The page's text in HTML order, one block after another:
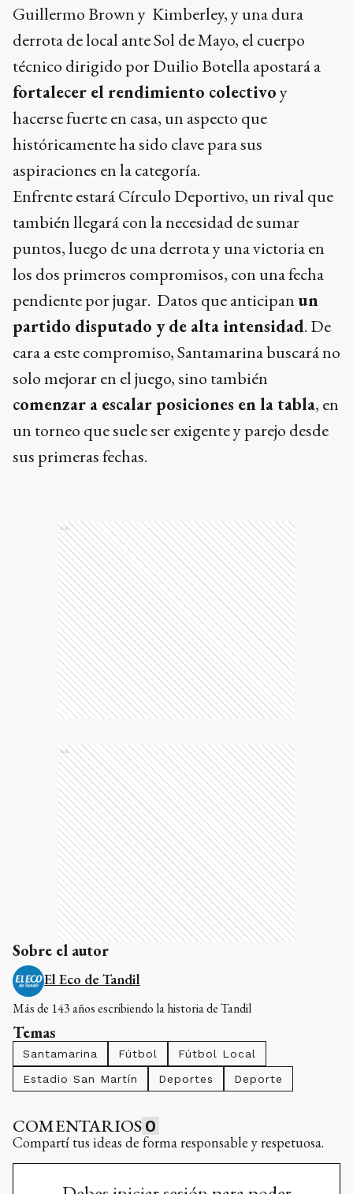
Guillermo Brown y Kimberley, y una dura
derrota de local ante Sol de Mayo, el cuerpo
técnico dirigido por Duilio Botella apostará a
fortalecer el rendimiento colectivoy
hacerse fuerte en casa, un aspecto que
históricamente ha sido clave para sus
aspiraciones en la categoría.
Enfrente estará Círculo Deportivo, un rival que
también llegará con la necesidad de sumar
puntos, luego de una derrota y una victoria en
los dos primeros compromisos, con una fecha
pendiente por jugar. Datos que anticipanun
partido disputado y de alta intensidad. De
cara a este compromiso, Santamarina buscará no
solo mejorar en el juego, sino también
comenzar a escalar posiciones en la tabla, en
un torneo que suele ser exigente y parejo desde
sus primeras fechas.
Ads
Ads
Sobre el autor
El Eco de Tandil
Más de 143 años escribiendo la historia de Tandil
Temas
Santamarina Fútbol
Fútbol Local
Estadio San Martín
Deportes Deporte
COMENTARIOS 0
Compartí tus ideas de forma responsable y respetuosa.